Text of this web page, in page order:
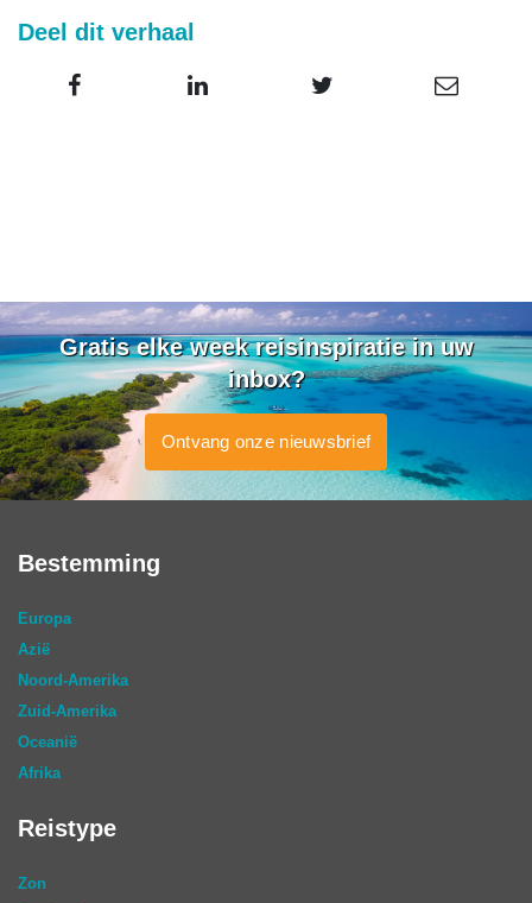
Deel dit verhaal
Gratis elke week reisinspiratie in uw
inbox?
Ontvang onze nieuwsbrief
Bestemming
Europa
Azië
Noord-Amerika
Zuid-Amerika
Oceanië
Afrika
Reistype
Zon